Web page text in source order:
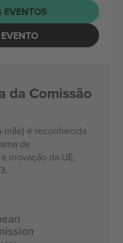
EVENTOS
da Comissão
mãe) é reconhecida
de
inovação da UE,